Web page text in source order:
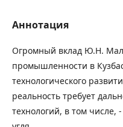
Аннотация
Огромный вклад Ю.Н.
промышленности в
технологического
реальность требует
технологий, в том числе,